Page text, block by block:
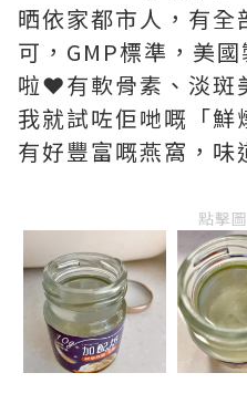
晒依家都市人，有全
可，GMP標準，美
啦❤有軟骨素、淡斑
我就試咗佢哋嘅「鮮
有好豐富嘅燕窩，味
點擊